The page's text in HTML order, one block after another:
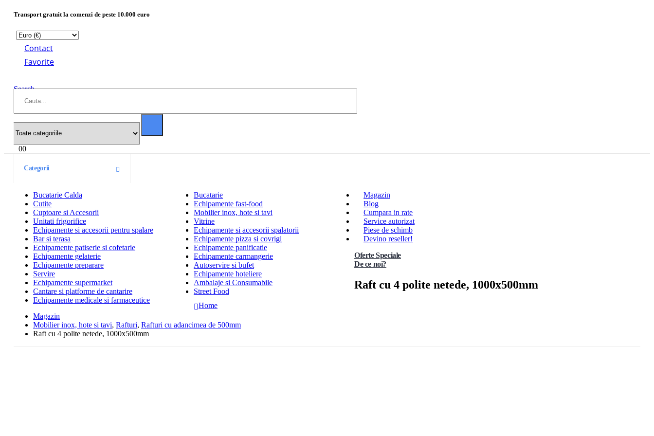
Transport gratuit la comenzi de peste 10.000 euro
Contact
Favorite
Search
00
Categorii
Bucatarie Calda
Bucatarie
Cutite
Echipamente fast-food
Cuptoare si Accesorii
Mobilier inox, hote si tavi
Unitati frigorifice
Vitrine
Echipamente si accesorii pentru spalare
Echipamente si accesorii spalatorii
Bar si terasa
Echipamente pizza si covrigi
Echipamente patiserie si cofetarie
Echipamente panificatie
Echipamente gelaterie
Echipamente carmangerie
Echipamente preparare
Autoservire si bufet
Servire
Echipamente hoteliere
Echipamente supermarket
Ambalaje si Consumabile
Cantare si platforme de cantarire
Street Food
Echipamente medicale si farmaceutice
Magazin
Blog
Cumpara in rate
Service autorizat
Piese de schimb
Devino reseller!
Oferte Speciale
De ce noi?
Raft cu 4 polite netede, 1000x500mm
Home
Magazin
Mobilier inox, hote si tavi, Rafturi, Rafturi cu adancimea de 500mm
Raft cu 4 polite netede, 1000x500mm